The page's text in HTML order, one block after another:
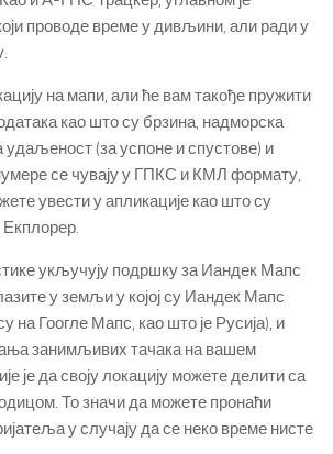
проводе време у дивљини, али ради у
на мапи, али ће вам такође пружити
као што су брзина, надморска
удаљеност (за успоне и спустове) и
се чувају у ГПКС и КМЛ формату,
увести у апликације као што су
Екплорер.
укључују подршку за Иандек Мапс
у земљи у којој су Иандек Мапс
на Гоогле Мапс, као што је Русија), и
занимљивих тачака на вашем
је да своју локацију можете делити са
То значи да можете пронаћи
у случају да се неко време нисте